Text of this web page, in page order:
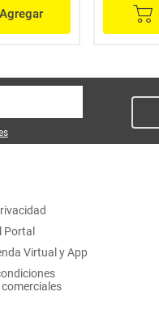
Agregar
Portal
Virtual y App